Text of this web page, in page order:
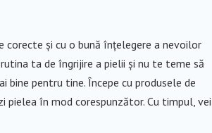
corecte și cu o bună înțelegere a nevoilor
ta de îngrijire a pielii și nu te teme să
bine pentru tine. Începe cu produsele de
pielea în mod corespunzător. Cu timpul, vei